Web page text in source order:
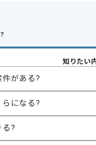
経験やスキルをお持ちであれば申
間
160時間〜180時間
ト
15日
1回
知りたい
がある?
になる?
る?